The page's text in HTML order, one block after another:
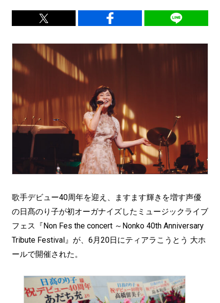
歌手デビュー40周年を迎え、ますます輝きを増す声優
の日髙のり子が初オーガナイズしたミュージックライブ
フェス『Non Fes the concert ～Nonko 40th Anniversary
Tribute Festival』が、6月20日にティアラこうとう 大ホ
ールで開催された。